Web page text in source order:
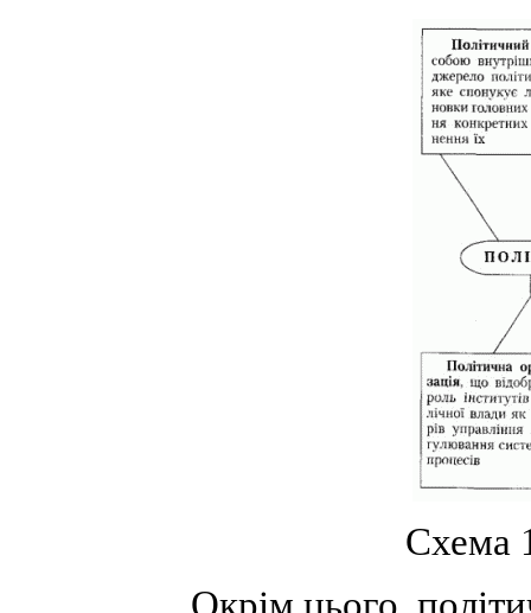
Схема